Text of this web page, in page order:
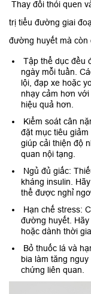
Thay đổi thói quen
trị tiểu đường giai
đường huyết mà còn
Tập thể dục đều
ngày mỗi tuần.
lội, đạp xe hoặc
nhạy cảm hơn
hiệu quả hơn.
Kiểm soát cân
đặt mục tiêu
giúp cải thiện độ
quan nội tạng.
Ngủ đủ giấc:
kháng insulin.
thể được nghỉ
Hạn chế stress:
đường huyết.
hoặc dành thời
Bỏ thuốc lá và
bia làm tăng
chứng liên quan.